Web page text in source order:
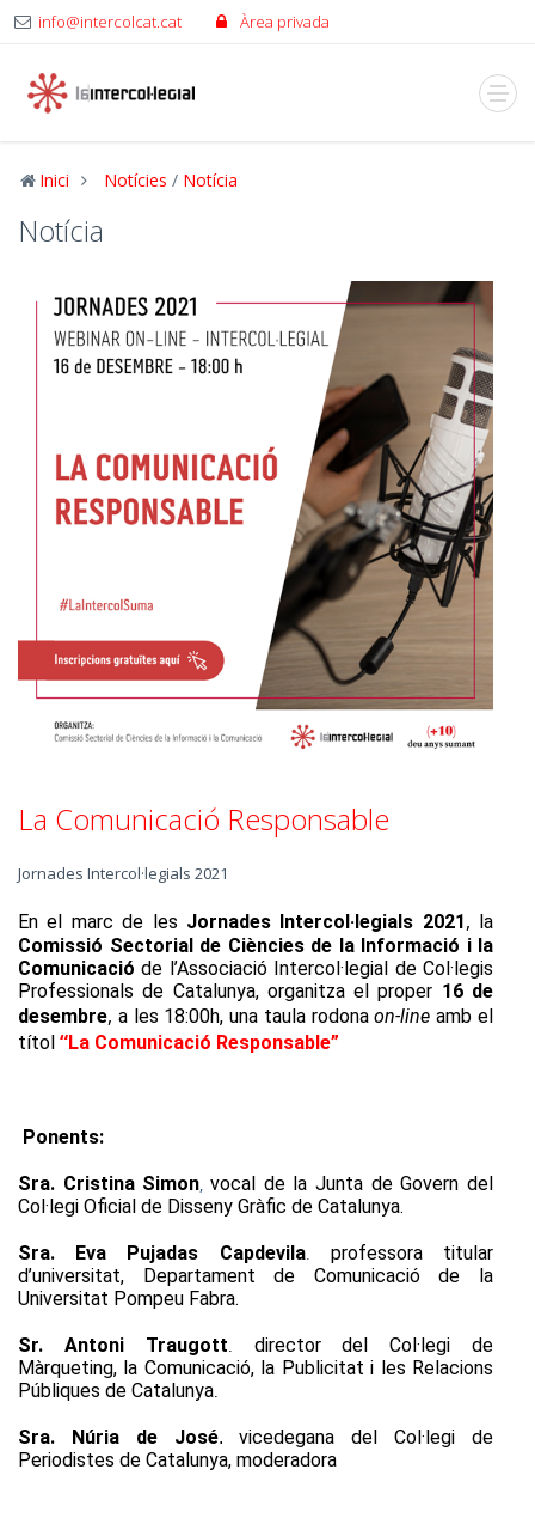
info@intercolcat.cat Àrea privada
Inici Notícies / Notícia
Notícia
La Comunicació Responsable
Jornades Intercol·legials 2021
En el marc de les Jornades Intercol·legials 2021, la
Comissió Sectorial de Ciències de la Informació i la
Comunicacióde l’Associació Intercol·legial de Col·legis
Professionals de Catalunya, organitza el proper 16 de
desembre, a les 18:00h, una taula rodonaon-line amb el
títol “La Comunicació Responsable”
Ponents:
Sra. Cristina Simon,vocal de la Junta de Govern del
Col·legi Oficial de Disseny Gràfic de Catalunya.
Sra. Eva Pujadas Capdevila. professora titular
d’universitat, Departament de Comunicació de la
Universitat Pompeu Fabra.
Sr. Antoni Traugott. director del Col·legi de
Màrqueting, la Comunicació, la Publicitat i les Relacions
Públiques de Catalunya.
Sra. Núria de José.vicedegana del Col·legi de
Periodistes de Catalunya, moderadora